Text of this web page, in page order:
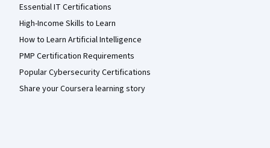
Essential IT Certifications
High-Income Skills to Learn
How to Learn Artificial Intelligence
PMP Certification Requirements
Popular Cybersecurity Certifications
Share your Coursera learning story